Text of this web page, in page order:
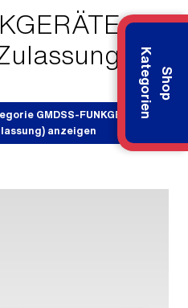
S
h
o
p
K a
t
e
g
o
r
i
e
n
GMDSS-FUNKGERÄTE
anzeigen